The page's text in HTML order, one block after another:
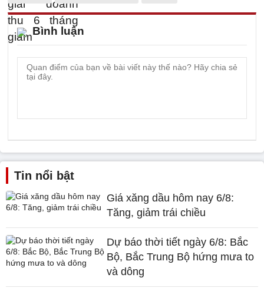
Bình luận
Tin nổi bật
Giá xăng dầu hôm nay 6/8:
Tăng, giảm trái chiều
Dự báo thời tiết ngày 6/8: Bắc
Bộ, Bắc Trung Bộ hứng mưa to
và dông